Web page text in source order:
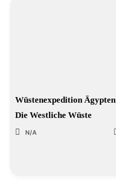
Wüstenexpedition
Die Westliche Wüste
N/A